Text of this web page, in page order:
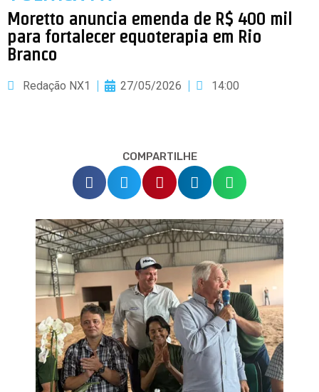
Moretto anuncia emenda de R$ 400 mil
para fortalecer equoterapia em Rio
Branco
Redação NX1 27/05/2026 14:00
COMPARTILHE